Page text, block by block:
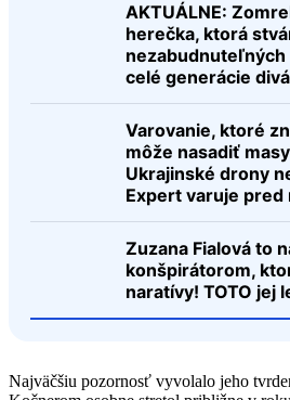
AKTUÁLNE:
herečka, ktorá
nezabudnuteľných
celé generácie
Varovanie, ktoré
môže nasadiť
Ukrajinské drony
Expert varuje pred
Zuzana Fialová to
konšpirátorom,
naratívy! TOTO jej
Najväčšiu pozornosť vyvolalo jeho